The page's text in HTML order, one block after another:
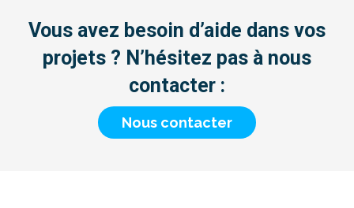
Vous avez besoin d’aide dans vos
projets ? N’hésitez pas à nous
contacter :
Nous contacter